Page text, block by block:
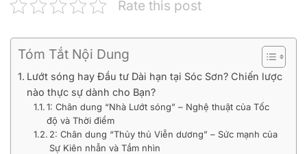
Rate this post
Tóm Tắt Nội Dung
Lướt sóng hay Đầu tư Dài hạn tại Sóc Sơn? Chiến lược
nào thực sự dành cho Bạn?
1: Chân dung “Nhà Lướt sóng” – Nghệ thuật của Tốc
độ và Thời điểm
2: Chân dung “Thủy thủ Viễn dương” – Sức mạnh của
Sự Kiên nhẫn và Tầm nhìn